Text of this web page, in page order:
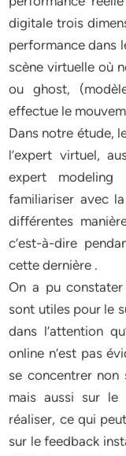
digitale trois
performance dans
scène virtuelle où
ou ghost,
effectue le
Dans notre étude,
l’expert virtuel,
expert
familiariser avec
différentes
c’est-à-dire
cette dernière .
On a pu
sont utiles pour le
dans l’attention
online n’est pas
se concentrer non
mais aussi sur le
réaliser, ce qui
sur le feedback